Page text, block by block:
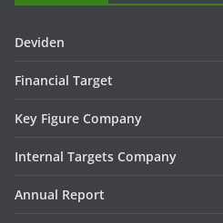
Deviden
Financial Target
Key Figure Company
Internal Targets Company
Annual Report